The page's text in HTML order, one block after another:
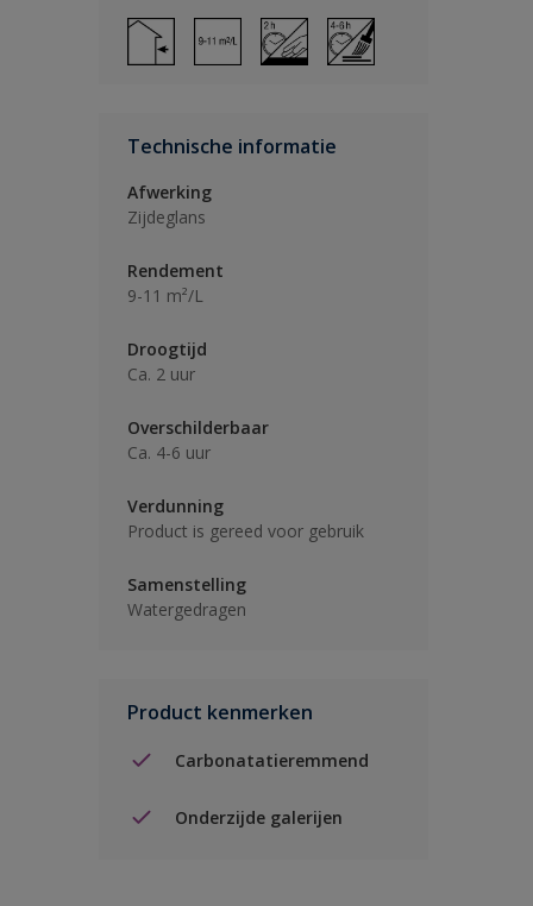
Technische informatie
Afwerking
Zijdeglans
Rendement
9-11 m²/L
Droogtijd
Ca. 2 uur
Overschilderbaar
Ca. 4-6 uur
Verdunning
Product is gereed voor gebruik
Samenstelling
Watergedragen
Product kenmerken
Carbonatatieremmend
Onderzijde galerijen